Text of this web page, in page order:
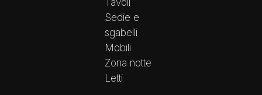
Tavoli
Sedie e
sgabelli
Mobili
Zona notte
Letti